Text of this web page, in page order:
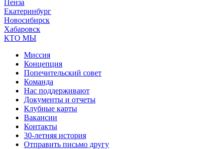
Пенза
Екатеринбург
Новосибирск
Хабаровск
КТО МЫ
Миссия
Концепция
Попечительский совет
Команда
Нас поддерживают
Документы и отчеты
Клубные карты
Вакансии
Контакты
30-летняя история
Отправить письмо другу